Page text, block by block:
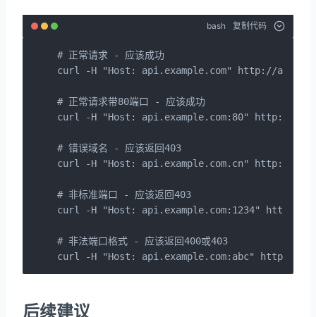
bash 复制代码
# 正常请求 - 应该成功
curl -H "Host: api.example.com" http://
# 正常请求带80端口 - 应该成功
curl -H "Host: api.example.com:80" http://
# 错误域名 - 应该返回403
curl -H "Host: api.example.com.cn" http://
# 非标准端口 - 应该返回403
curl -H "Host: api.example.com:1234" http://
# 非法端口格式 - 应该返回400或403
curl -H "Host: api.example.com:abc" http://
后续建议